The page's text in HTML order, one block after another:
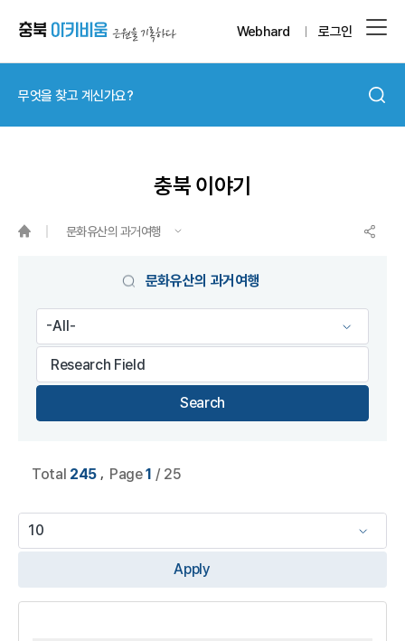
Webhard 로그인
충북 이야기
문화유산의 과거여행
문화유산의 과거여행
Total 245 Page1 / 25
Apply